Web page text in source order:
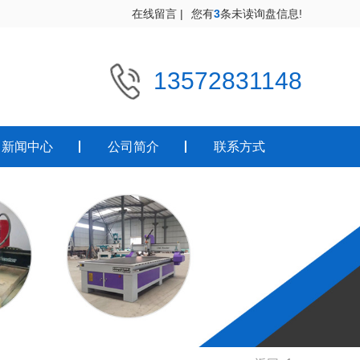
在线留言 | 您有3条未读询盘信息!
13572831148
新闻中心 公司简介 联系方式